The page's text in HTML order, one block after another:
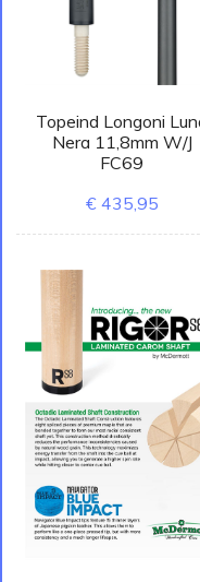
Topeind Longoni
Nera 11,8mm W/J
FC69
€ 435,95